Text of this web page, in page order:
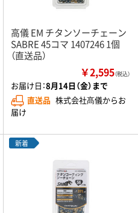
高儀 EM チタンソーチェーン
SABRE 45コマ 1407246 1個
（直送品）
￥2,595（税込）
お届け日：8月14日（金）まで
直送品 株式会社髙儀からお
届け
新着